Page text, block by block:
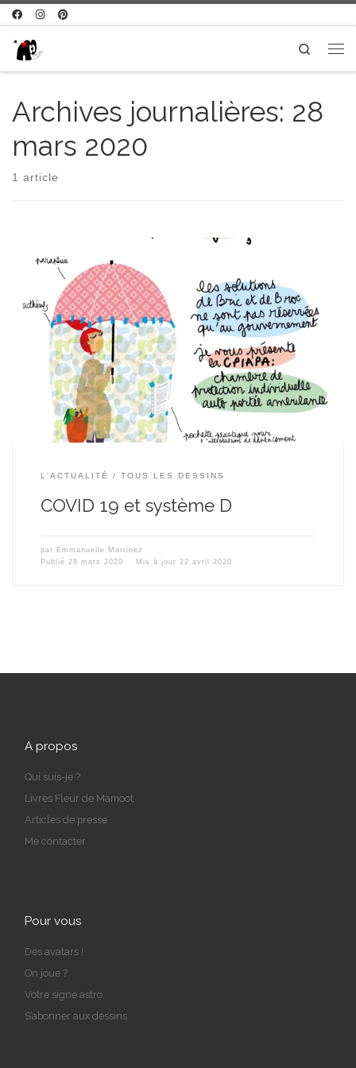
Passer au contenu
Search
Archives journalières: 28
mars 2020
1 article
L'ACTUALITÉ TOUS LES DESSINS
COVID 19 et système D
par Emmanuelle Martinez
Publié 28 mars 2020 Mis à jour 22 avril 2020
A propos
Qui suis-je ?
Livres Fleur de Mamoot
Articles de presse
Me contacter
Pour vous
Des avatars !
On joue ?
Votre signe astro
S’abonner aux dessins